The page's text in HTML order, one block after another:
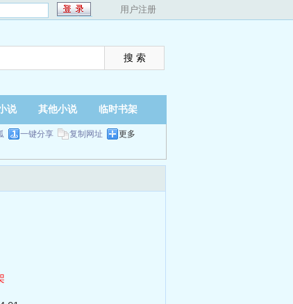
用户注册
说 其他小说 临时书架
一键分享 复制网址 更多